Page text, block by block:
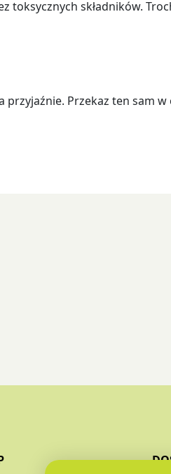
toksycznych składników.
przyjaźnie. Przekaz ten sam